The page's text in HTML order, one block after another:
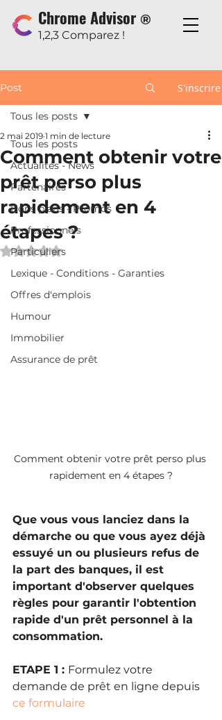
Chrome Advisor ®
1,2,3 Comparez !
Post S'inscrire
Tous les posts
Actualités - News
Partenaires
Bons plans - Promos
Professionnels
Particuliers
Lexique - Conditions - Garanties
Offres d'emplois
Humour
Immobilier
Assurance de prêt
Tous les posts
Comment obtenir votre
prêt perso plus
rapidement en 4
étapes ?
2 mai 2019 1 min de lecture
Noté NaN étoiles sur 5.
Comment obtenir votre prêt perso plus
rapidement en 4 étapes ?
Que vous vous lanciez dans la
démarche ou que vous ayez déjà
essuyé un ou plusieurs refus de
la part des banques, il est
important d'observer quelques
règles pour garantir l'obtention
rapide d'un prêt personnel à la
consommation.
ETAPE 1 : Formulez votre
demande de prêt en ligne depuis
ce formulaire